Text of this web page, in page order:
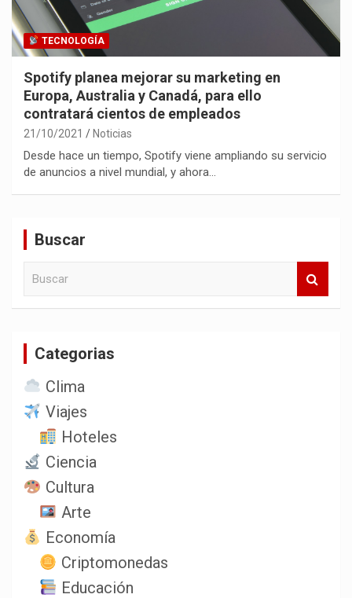
TECNOLOGÍA
Spotify planea mejorar su marketing en
Europa, Australia y Canadá, para ello
contratará cientos de empleados
21/10/2021 Noticias
Desde hace un tiempo, Spotify viene ampliando su servicio
de anuncios a nivel mundial, y ahora…
Buscar
Categorias
Clima
Viajes
Hoteles
Ciencia
Cultura
Arte
Economía
Criptomonedas
Educación